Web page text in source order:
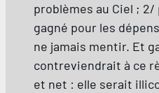
problèmes au Ciel ; 2/
gagné pour les
ne jamais mentir. Et
contreviendrait à ce
et net : elle serait